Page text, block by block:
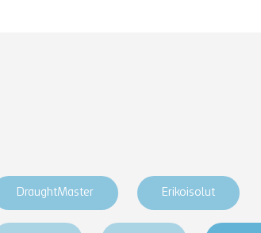
DraughtMaster Erikoisolut